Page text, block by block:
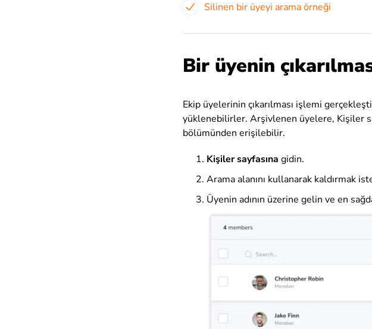
Silinen bir üyeyi arama örneği
Bir üyenin
Ekip üyelerinin çıkarılması işlemi
yüklenebilirler. Arşivlenen üyelere, Kişiler
bölümünden erişilebilir.
Kişiler sayfasına gidin.
Arama alanını kullanarak kaldırmak
Üyenin adının üzerine gelin ve en